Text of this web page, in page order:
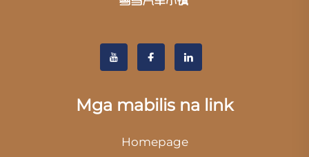
Mga mabilis na link
Homepage